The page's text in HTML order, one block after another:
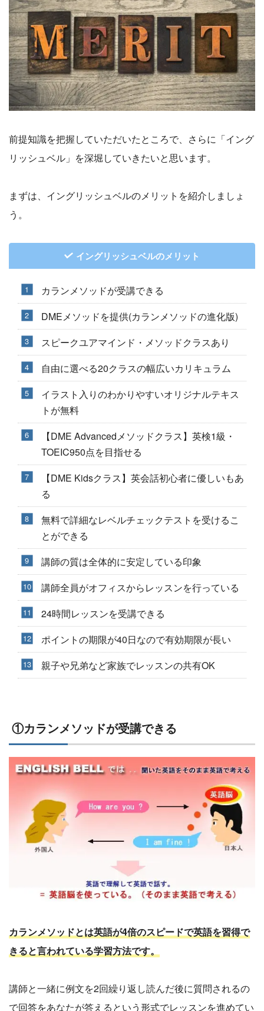
前提知識を把握していただいたところで、さらに「イング
リッシュベル」を深堀していきたいと思います。
まずは、イングリッシュベルのメリットを紹介しましょ
う。
イングリッシュベルのメリット
カランメソッドが受講できる
DMEメソッドを提供(カランメソッドの進化版)
スピークユアマインド・メソッドクラスあり
自由に選べる20クラスの幅広いカリキュラム
イラスト入りのわかりやすいオリジナルテキス
トが無料
【DME Advancedメソッドクラス】英検1級・
TOEIC950点を目指せる
【DME Kidsクラス】英会話初心者に優しいもあ
る
無料で詳細なレベルチェックテストを受けるこ
とができる
講師の質は全体的に安定している印象
講師全員がオフィスからレッスンを行っている
24時間レッスンを受講できる
ポイントの期限が40日なので有効期限が長い
親子や兄弟など家族でレッスンの共有OK
①カランメソッドが受講できる
カランメソッドとは英語が4倍のスピードで英語を習得で
きると言われている学習方法です。
講師と一緒に例文を2回繰り返し読んだ後に質問されるの
で回答をあなたが答えるという形式でレッスンを進めてい